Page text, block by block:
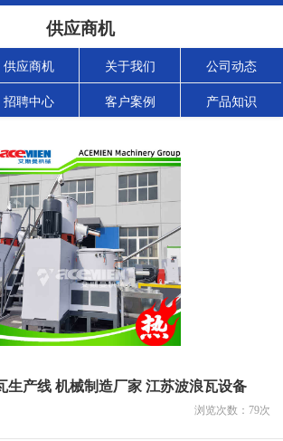
供应商机
供应商机 关于我们 公司动态
招聘中心 客户案例 产品知识
生产线 机械制造厂家 江苏波浪瓦设备
浏览次数： 79次